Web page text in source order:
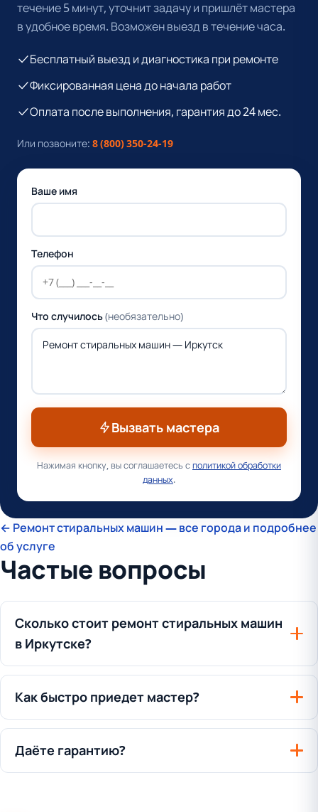
течение 5 минут, уточнит задачу и пришлёт мастера
в удобное время. Возможен выезд в течение часа.
Бесплатный выезд и диагностика при ремонте
Фиксированная цена до начала работ
Оплата после выполнения, гарантия до 24 мес.
Или позвоните: 8 (800) 350-24-19
Ваше имя
Телефон
Что случилось(необязательно)
Вызвать мастера
Нажимая кнопку, вы соглашаетесь сполитикой обработки
данных.
← Ремонт стиральных машин — все города и подробнее
об услуге
Частые вопросы
Сколько стоит ремонт стиральных машин
в Иркутске?
Как быстро приедет мастер?
Даёте гарантию?